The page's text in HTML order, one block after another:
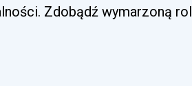
Zdobądź wymarzoną